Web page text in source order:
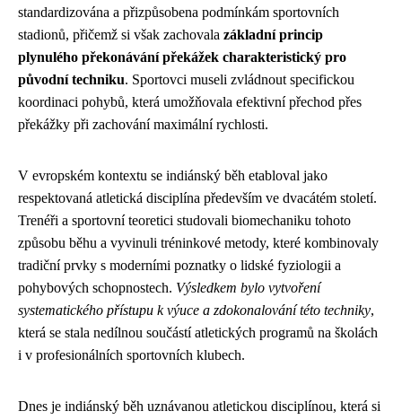
standardizována a přizpůsobena podmínkám sportovních
stadionů, přičemž si však zachovala základní princip
plynulého překonávání překážek charakteristický pro
původní techniku. Sportovci museli zvládnout specifickou
koordinaci pohybů, která umožňovala efektivní přechod přes
překážky při zachování maximální rychlosti.
V evropském kontextu se indiánský běh etabloval jako
respektovaná atletická disciplína především ve dvacátém století.
Trenéři a sportovní teoretici studovali biomechaniku tohoto
způsobu běhu a vyvinuli tréninkové metody, které kombinovaly
tradiční prvky s moderními poznatky o lidské fyziologii a
pohybových schopnostech. Výsledkem bylo vytvoření
systematického přístupu k výuce a zdokonalování této techniky,
která se stala nedílnou součástí atletických programů na školách
i v profesionálních sportovních klubech.
Dnes je indiánský běh uznávanou atletickou disciplínou, která si